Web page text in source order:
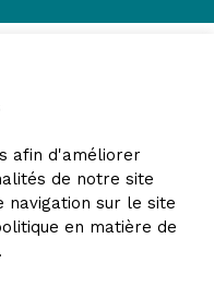
afin d'améliorer
de notre site
navigation sur le site
en matière de
.